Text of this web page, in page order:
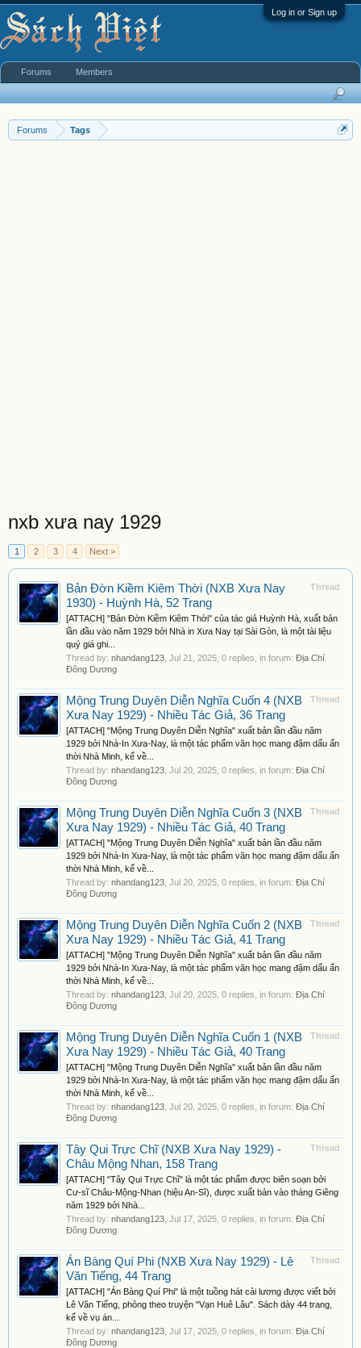
Log in or Sign up
Forums Tags
nxb xưa nay 1929
1 2 3 4 Next >
Thread
Bản Đờn Kiềm Kiêm Thời (NXB Xưa Nay
1930) - Huỳnh Hà, 52 Trang
[ATTACH] "Bản Đờn Kiềm Kiêm Thời" của tác giả Huỳnh Hà, xuất bản
lần đầu vào năm 1929 bởi Nhà in Xưa Nay tại Sài Gòn, là một tài liệu
quý giá ghi...
Thread by: nhandang123 Jul 21, 2025 , 0 replies, in forum: Địa Chí
Đông Dương
Thread
Mộng Trung Duyên Diễn Nghĩa Cuốn 4 (NXB
Xưa Nay 1929) - Nhiều Tác Giả, 36 Trang
[ATTACH] "Mộng Trung Duyên Diễn Nghĩa" xuất bản lần đầu năm
1929 bởi Nhà-In Xưa-Nay, là một tác phẩm văn học mang đậm dấu ấn
thời Nhà Minh, kể về...
Thread by: nhandang123 Jul 20, 2025 , 0 replies, in forum: Địa Chí
Đông Dương
Thread
Mộng Trung Duyên Diễn Nghĩa Cuốn 3 (NXB
Xưa Nay 1929) - Nhiều Tác Giả, 40 Trang
[ATTACH] "Mộng Trung Duyên Diễn Nghĩa" xuất bản lần đầu năm
1929 bởi Nhà-In Xưa-Nay, là một tác phẩm văn học mang đậm dấu ấn
thời Nhà Minh, kể về...
Thread by: nhandang123 Jul 20, 2025 , 0 replies, in forum: Địa Chí
Đông Dương
Thread
Mộng Trung Duyên Diễn Nghĩa Cuốn 2 (NXB
Xưa Nay 1929) - Nhiều Tác Giả, 41 Trang
[ATTACH] "Mộng Trung Duyên Diễn Nghĩa" xuất bản lần đầu năm
1929 bởi Nhà-In Xưa-Nay, là một tác phẩm văn học mang đậm dấu ấn
thời Nhà Minh, kể về...
Thread by: nhandang123 Jul 20, 2025 , 0 replies, in forum: Địa Chí
Đông Dương
Thread
Mộng Trung Duyên Diễn Nghĩa Cuốn 1 (NXB
Xưa Nay 1929) - Nhiều Tác Giả, 40 Trang
[ATTACH] "Mộng Trung Duyên Diễn Nghĩa" xuất bản lần đầu năm
1929 bởi Nhà-In Xưa-Nay, là một tác phẩm văn học mang đậm dấu ấn
thời Nhà Minh, kể về...
Thread by: nhandang123 Jul 20, 2025 , 0 replies, in forum: Địa Chí
Đông Dương
Thread
Tây Qui Trực Chĩ (NXB Xưa Nay 1929) -
Châu Mộng Nhan, 158 Trang
[ATTACH] "Tây Qui Trực Chĩ" là một tác phẩm được biên soạn bởi
Cư-sĩ Châu-Mộng-Nhan (hiệu An-Sĩ), được xuất bản vào tháng Giêng
năm 1929 bởi Nhà...
Thread by: nhandang123 Jul 17, 2025 , 0 replies, in forum: Địa Chí
Đông Dương
Thread
Án Bàng Quí Phi (NXB Xưa Nay 1929) - Lê
Văn Tiếng, 44 Trang
[ATTACH] "Án Bàng Quí Phi" là một tuồng hát cải lương được viết bởi
Lê Văn Tiếng, phỏng theo truyện "Vạn Huê Lâu". Sách dày 44 trang,
kể về vụ án...
Thread by: nhandang123 Jul 17, 2025 , 0 replies, in forum: Địa Chí
Đông Dương
Forums Members